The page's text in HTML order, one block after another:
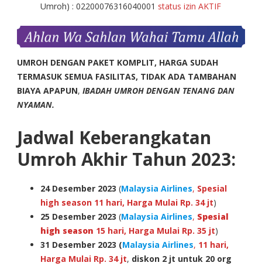
Umroh) : 02200076316040001 status izin AKTIF
UMROH DENGAN PAKET KOMPLIT, HARGA SUDAH
TERMASUK SEMUA FASILITAS, TIDAK ADA TAMBAHAN
BIAYA APAPUN, IBADAH UMROH DENGAN TENANG DAN
NYAMAN.
Jadwal Keberangkatan
Umroh Akhir Tahun 2023:
24 Desember 2023 (Malaysia Airlines, Spesial
high season 11 hari, Harga Mulai Rp. 34 jt)
25 Desember 2023 (Malaysia Airlines, Spesial
high season 15 hari, Harga Mulai Rp. 35 jt)
31 Desember 2023 (Malaysia Airlines, 11 hari,
Harga Mulai Rp. 34 jt, diskon 2 jt untuk 20 org